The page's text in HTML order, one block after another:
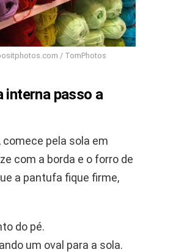
/ TomPhotos
interna passo a
pela sola em
com a borda e o forro de
a pantufa fique firme,
do pé.
um oval para a sola.